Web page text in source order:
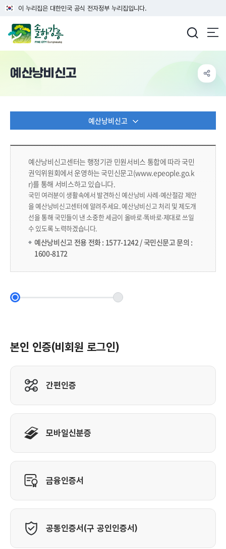
이 누리집은 대한민국 공식 전자정부 누리집입니다.
예산낭비신고
예산낭비신고
예산낭비신고센터는 행정기관 민원서비스 통합에 따라국민
권익위원회에서 운영하는 국민신문고(www.epeople.go.k
r)를 통해 서비스하고 있습니다.
국민 여러분이 생활속에서 발견하신 예산낭비 사례·예산절감 제안
을 예산낭비신고센터에 알려주세요.예산낭비신고 처리 및 제도개
선을 통해 국민들이 낸 소중한 세금이 올바로·똑바로·제대로 쓰일
수 있도록 노력하겠습니다.
예산낭비신고 전용 전화 : 1577-1242 / 국민신문고 문의 :
1600-8172